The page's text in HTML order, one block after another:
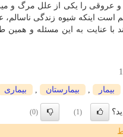
و عروقی را یكی از علل مرگ و
است اینكه شیوه زندگی
با عنایت به این مسئله و
بیمار بیمارستان بیماری
(1)
(0)